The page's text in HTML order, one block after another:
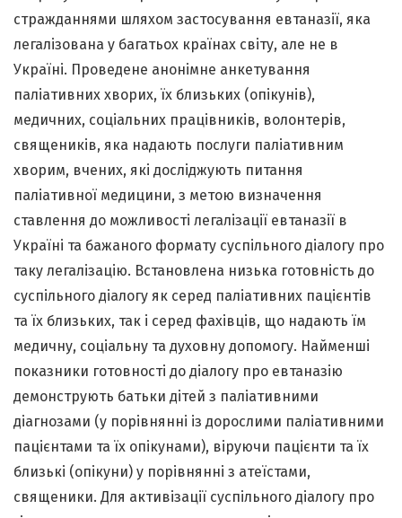
стражданнями шляхом застосування евтаназії, яка
легалізована у багатьох країнах світу, але не в
Україні. Проведене анонімне анкетування
паліативних хворих, їх близьких (опікунів),
медичних, соціальних працівників, волонтерів,
священиків, яка надають послуги паліативним
хворим, вчених, які досліджують питання
паліативної медицини, з метою визначення
ставлення до можливості легалізації евтаназії в
Україні та бажаного формату суспільного діалогу про
таку легалізацію. Встановлена низька готовність до
суспільного діалогу як серед паліативних пацієнтів
та їх близьких, так і серед фахівців, що надають їм
медичну, соціальну та духовну допомогу. Найменші
показники готовності до діалогу про евтаназію
демонструють батьки дітей з паліативними
діагнозами (у порівнянні із дорослими паліативними
пацієнтами та їх опікунами), віруючи пацієнти та їх
близькі (опікуни) у порівнянні з атеїстами,
священики. Для активізації суспільного діалогу про